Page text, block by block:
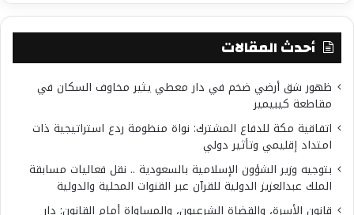
أحدث المقالات
ظهور شق أرضي ضخم في دار معطي يثير مخاوف السكان في
مقاطعة كيبيمير
اتفاقية مكة للدفاع المشترك: نواة منظومة ردع استراتيجية ذات
امتداد إقليمي وتأثير دولي
بتوجيه وزير الشؤون الإسلامية بالسعودية .. نقل فعاليات مسابقة
الملك عبدالعزيز الدولية للقرآن عبر القنوات المحلية والدولية
قانون الأسرة، والقضاة الشرعيون، والمساواة أمام القانون: دار